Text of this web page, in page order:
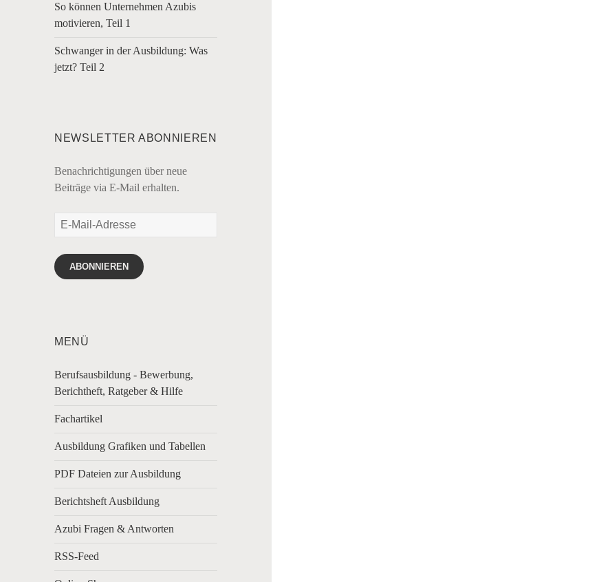
So können Unternehmen Azubis
motivieren, Teil 1
Schwanger in der Ausbildung: Was
jetzt? Teil 2
NEWSLETTER ABONNIEREN
Benachrichtigungen über neue
Beiträge via E-Mail erhalten.
E-
Adresse
ABONNIEREN
MENÜ
Berufsausbildung - Bewerbung,
Berichtheft, Ratgeber & Hilfe
Fachartikel
Ausbildung Grafiken und Tabellen
PDF Dateien zur Ausbildung
Berichtsheft Ausbildung
Azubi Fragen & Antworten
RSS-Feed